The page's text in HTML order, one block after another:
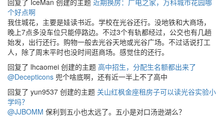
回复了 IceMan 创建的主题 近期换房：广电之家，万科城市花园哪
个好点啊
我住城花，主要是娃读书近。学校在光谷还行。没地铁和大商场，
晚上7点多没车位只能停路边。不过3个有轨都经过，公交也有几趟
始发，出行还行。购物一般去光谷天地或光谷广场。不过话说打工
人，除了周末平时也没时间逛商场。感觉住的还行。
回复了 lhcaomei 创建的主题 高中招生，分配生名额都出来了
@Decepticons 兜个啥底啊，还有近一半上不了高中
回复了 yun9537 创建的主题 关山红枫金座租房子可以读光谷实验小
学吗？
@JJBOMM 保利到五小也太远了。五小是对口汤逊湖么？